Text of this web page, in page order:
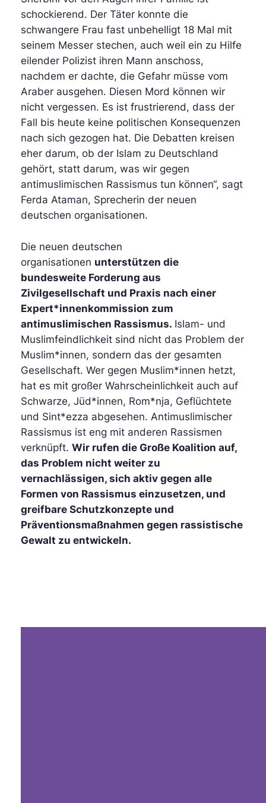
schockierend. Der Täter konnte die
schwangere Frau fast unbehelligt 18 Mal mit
seinem Messer stechen, auch weil ein zu Hilfe
eilender Polizist ihren Mann anschoss,
nachdem er dachte, die Gefahr müsse vom
Araber ausgehen. Diesen Mord können wir
nicht vergessen. Es ist frustrierend, dass der
Fall bis heute keine politischen Konsequenzen
nach sich gezogen hat. Die Debatten kreisen
eher darum, ob der Islam zu Deutschland
gehört, statt darum, was wir gegen
antimuslimischen Rassismus tun können“, sagt
Ferda Ataman, Sprecherin der neuen
deutschen organisationen.
Die neuen deutschen
organisationen unterstützen die
bundesweite Forderung aus
Zivilgesellschaft und Praxis nach einer
Expert*innenkommission zum
antimuslimischen Rassismus. Islam- und
Muslimfeindlichkeit sind nicht das Problem der
Muslim*innen, sondern das der gesamten
Gesellschaft. Wer gegen Muslim*innen hetzt,
hat es mit großer Wahrscheinlichkeit auch auf
Schwarze, Jüd*innen, Rom*nja, Geflüchtete
und Sint*ezza abgesehen. Antimuslimischer
Rassismus ist eng mit anderen Rassismen
verknüpft. Wir rufen die Große Koalition auf,
das Problem nicht weiter zu
vernachlässigen, sich aktiv gegen alle
Formen von Rassismus einzusetzen, und
greifbare Schutzkonzepte und
Präventionsmaßnahmen gegen rassistische
Gewalt zu entwickeln.